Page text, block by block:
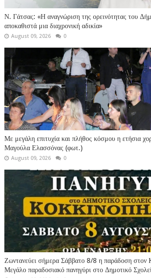
Ν. Γάτσας: «Η αναγνώριση της ορεινότητας του
αποκαθιστά μια διαχρονική αδικία»
August 09, 2026 0
Με μεγάλη επιτυχία και πλήθος κόσμου η ετήσια
Μαγούλα Ελασσόνας (φωτ.)
August 09, 2026 0
Ζωντανεύει σήμερα Σάββατο 8/8 η παράδοση στον
Μεγάλο παραδοσιακό πανηγύρι στο Δημοτικό